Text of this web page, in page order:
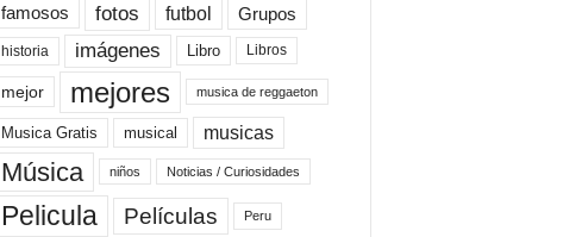
famosos fotos futbol Grupos
historia imágenes Libro Libros
mejor mejores musica de reggaeton
Musica Gratis musical musicas
Música niños Noticias / Curiosidades
Pelicula Películas Peru